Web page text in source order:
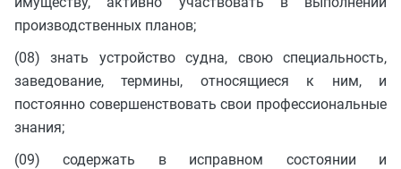
производственных планов;
(08) знать устройство судна, свою специальность,
заведование, термины, относящиеся к ним, и
постоянно совершенствовать свои профессиональные
знания;
(09) содержать в исправном состоянии и